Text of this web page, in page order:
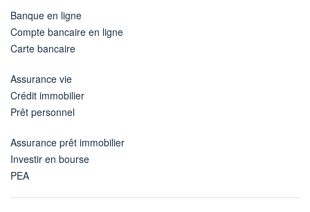
Banque en ligne
Compte bancaire en ligne
Carte bancaire
Assurance vie
Crédit immobilier
Prêt personnel
Assurance prêt immobilier
Investir en bourse
PEA